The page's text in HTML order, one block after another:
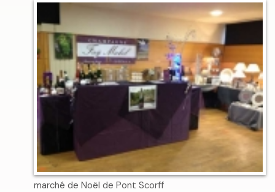
marché de Noël de Pont Scorff